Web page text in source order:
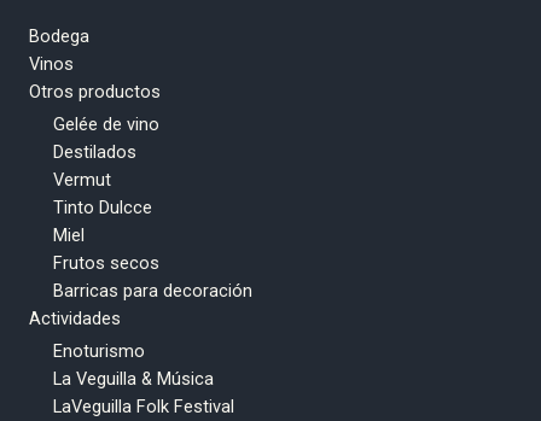
Bodega
Vinos
Otros productos
Gelée de vino
Destilados
Vermut
Tinto Dulcce
Miel
Frutos secos
Barricas para decoración
Actividades
Enoturismo
La Veguilla & Música
LaVeguilla Folk Festival